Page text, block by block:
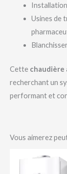
Usines de
Cette chaudière
recherchant un
performant et
Vous aimerez